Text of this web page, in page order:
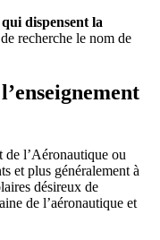
dispensent la
recherche le nom de
de l’Aéronautique ou
et plus généralement à
désireux de
de l’aéronautique et